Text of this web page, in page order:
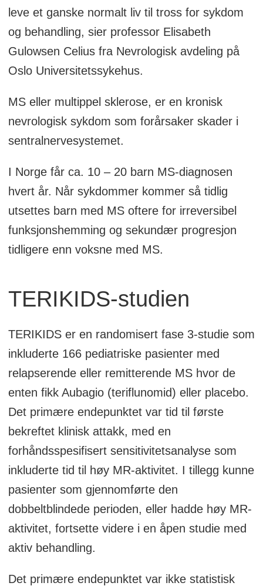
leve et ganske normalt liv til tross for sykdom
og behandling, sier professor Elisabeth
Gulowsen Celius fra Nevrologisk avdeling på
Oslo Universitetssykehus.
MS eller multippel sklerose, er en kronisk
nevrologisk sykdom som forårsaker skader i
sentralnervesystemet.
I Norge får ca. 10 – 20 barn MS-diagnosen
hvert år. Når sykdommer kommer så tidlig
utsettes barn med MS oftere for irreversibel
funksjonshemming og sekundær progresjon
tidligere enn voksne med MS.
TERIKIDS-studien
TERIKIDS er en randomisert fase 3-studie som
inkluderte 166 pediatriske pasienter med
relapserende eller remitterende MS hvor de
enten fikk Aubagio (teriflunomid) eller placebo.
Det primære endepunktet var tid til første
bekreftet klinisk attakk, med en
forhåndsspesifisert sensitivitetsanalyse som
inkluderte tid til høy MR-aktivitet. I tillegg kunne
pasienter som gjennomførte den
dobbeltblindede perioden, eller hadde høy MR-
aktivitet, fortsette videre i en åpen studie med
aktiv behandling.
Det primære endepunktet var ikke statistisk